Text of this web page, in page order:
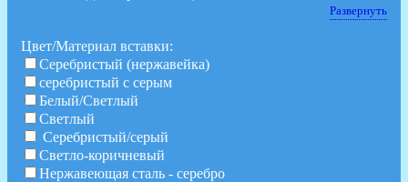
Развернуть
Цвет/Материал вставки:
Серебристый (нержавейка)
серебристый с серым
Белый/Светлый
Светлый
Серебристый/серый
Светло-коричневый
Нержавеющая сталь - серебро